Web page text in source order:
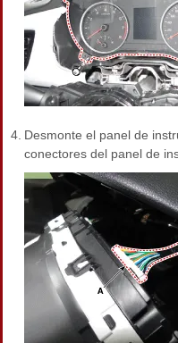
4. Desmonte el panel de
conectores del panel de